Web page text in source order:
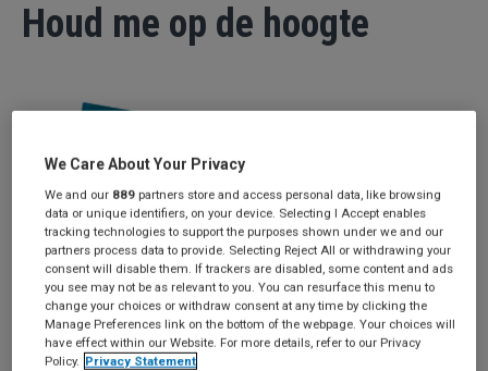
Houd me op de hoogte
geeft u aan op de
hoogte te willen
worden gehouden
over de
verschijning van
We Care About Your Privacy
We and our 889 partners store and access personal data, like browsing
data or unique identifiers, on your device. Selecting I Accept enables
tracking technologies to support the purposes shown under we and our
partners process data to provide. Selecting Reject All or withdrawing your
consent will disable them. If trackers are disabled, some content and ads
you see may not be as relevant to you. You can resurface this menu to
change your choices or withdraw consent at any time by clicking the
Manage Preferences link on the bottom of the webpage. Your choices will
have effect within our Website. For more details, refer to our Privacy
Policy. Privacy Statement